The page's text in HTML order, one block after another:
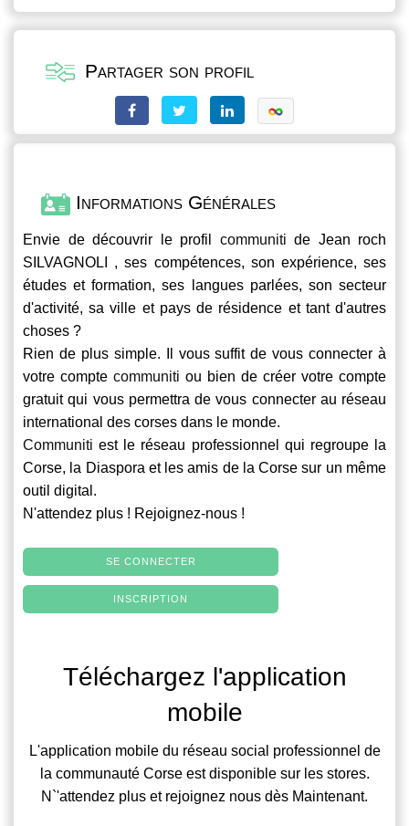
Partager son profil
Informations Générales
Envie de découvrir le profil communiti de Jean roch
SILVAGNOLI , ses compétences, son expérience, ses
études et formation, ses langues parlées, son secteur
d'activité, sa ville et pays de résidence et tant d'autres
choses ?
Rien de plus simple. Il vous suffit de vous connecter à
votre compte communiti ou bien de créer votre compte
gratuit qui vous permettra de vous connecter au réseau
international des corses dans le monde.
Communiti est le réseau professionnel qui regroupe la
Corse, la Diaspora et les amis de la Corse sur un même
outil digital.
N'attendez plus ! Rejoignez-nous !
SE CONNECTER
INSCRIPTION
Téléchargez l'application
mobile
L'application mobile du réseau social professionnel de
la communauté Corse est disponible sur les stores.
N`'attendez plus et rejoignez nous dès Maintenant.